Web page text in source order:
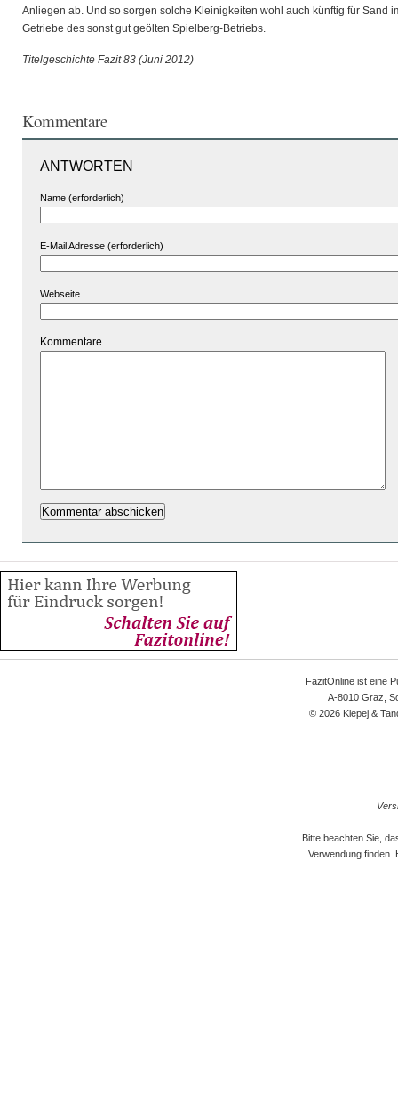
Anliegen ab. Und so sorgen solche Kleinigkeiten wohl auch künftig für Sand
Getriebe des sonst gut geölten Spielberg-Betriebs.
Titelgeschichte Fazit 83 (Juni 2012)
Kommentare
ANTWORTEN
Name (erforderlich)
E-Mail Adresse (erforderlich)
Webseite
Kommentare
FazitOnline ist eine
A-8010 Graz,
© 2026 Klepej &
Bitte beachten Sie,
Verwendung finden.